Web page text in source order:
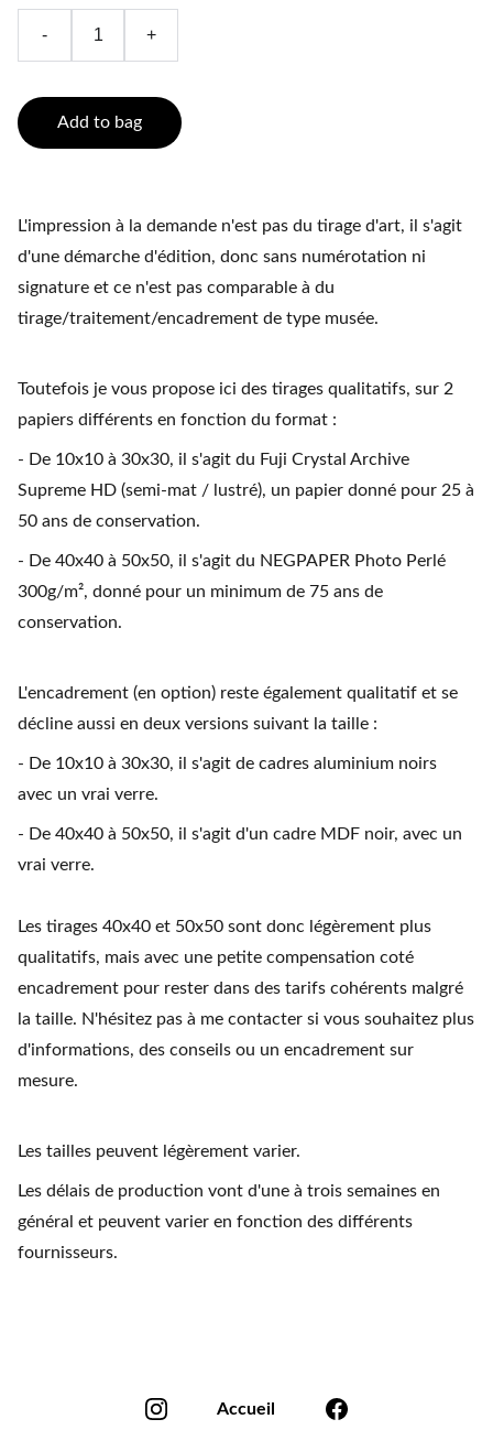
- +
Add to bag
L'impression à la demande n'est pas du tirage d'art, il s'agit
d'une démarche d'édition, donc sans numérotation ni
signature et ce n'est pas comparable à du
tirage/traitement/encadrement de type musée.
Toutefois je vous propose ici des tirages qualitatifs, sur 2
papiers différents en fonction du format :
- De 10x10 à 30x30, il s'agit du Fuji Crystal Archive
Supreme HD (semi-mat / lustré), un papier donné pour 25 à
50 ans de conservation.
- De 40x40 à 50x50, il s'agit du NEGPAPER Photo Perlé
300g/m², donné pour un minimum de 75 ans de
conservation.
L'encadrement (en option) reste également qualitatif et se
décline aussi en deux versions suivant la taille :
- De 10x10 à 30x30, il s'agit de cadres aluminium noirs
avec un vrai verre.
- De 40x40 à 50x50, il s'agit d'un cadre MDF noir, avec un
vrai verre.
Les tirages 40x40 et 50x50 sont donc légèrement plus
qualitatifs, mais avec une petite compensation coté
encadrement pour rester dans des tarifs cohérents malgré
la taille. N'hésitez pas à me contacter si vous souhaitez plus
d'informations, des conseils ou un encadrement sur
mesure.
Les tailles peuvent légèrement varier.
Les délais de production vont d'une à trois semaines en
général et peuvent varier en fonction des différents
fournisseurs.
Accueil